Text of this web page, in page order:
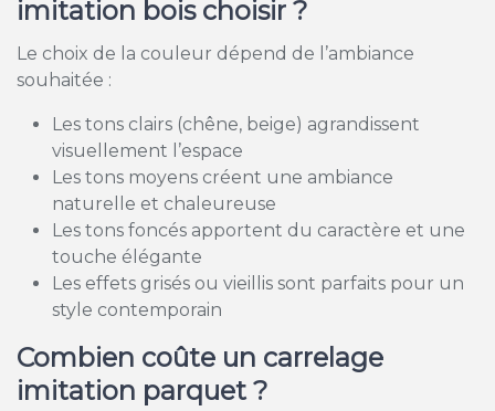
imitation bois choisir ?
Le choix de la couleur dépend de l’ambiance
souhaitée :
Les tons clairs (chêne, beige) agrandissent
visuellement l’espace
Les tons moyens créent une ambiance
naturelle et chaleureuse
Les tons foncés apportent du caractère et une
touche élégante
Les effets grisés ou vieillis sont parfaits pour un
style contemporain
Combien coûte un carrelage
imitation parquet ?